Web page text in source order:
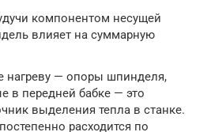
компонентом несущей
влияет на суммарную
нагреву — опоры шпинделя,
в передней бабке — это
выделения тепла в станке.
расходится по